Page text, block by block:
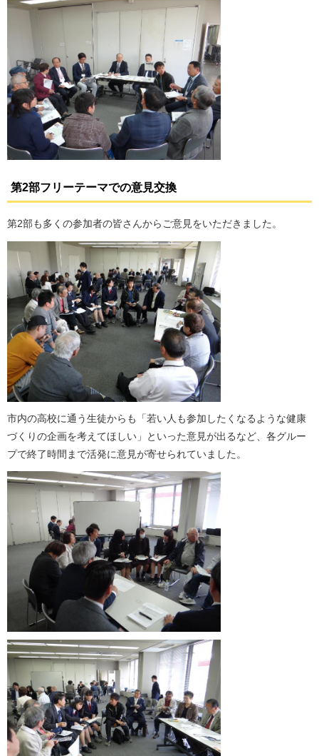
第2部フリーテーマでの意見交換
第2部も多くの参加者の皆さんからご意見をいただきました。
市内の高校に通う生徒からも「若い人も参加したくなるような健康
づくりの企画を考えてほしい」といった意見が出るなど、各グルー
プで終了時間まで活発に意見が寄せられていました。